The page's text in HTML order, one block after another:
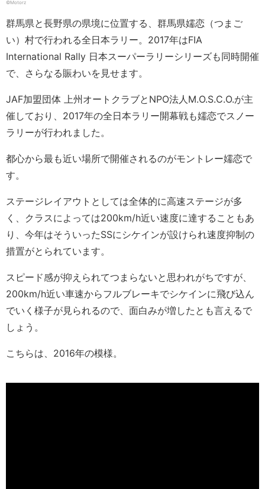
©️Motorz
群馬県と長野県の県境に位置する、群馬県嬬恋（つまご
い）村で行われる全日本ラリー。2017年はFIA
International Rally 日本スーパーラリーシリーズも同時開催
で、さらなる賑わいを見せます。
JAF加盟団体 上州オートクラブとNPO法人M.O.S.C.O.が主
催しており、2017年の全日本ラリー開幕戦も嬬恋でスノー
ラリーが行われました。
都心から最も近い場所で開催されるのがモントレー嬬恋で
す。
ステージレイアウトとしては全体的に高速ステージが多
く、クラスによっては200km/h近い速度に達することもあ
り、今年はそういったSSにシケインが設けられ速度抑制の
措置がとられています。
スピード感が抑えられてつまらないと思われがちですが、
200km/h近い車速からフルブレーキでシケインに飛び込ん
でいく様子が見られるので、面白みが増したとも言えるで
しょう。
こちらは、2016年の模様。